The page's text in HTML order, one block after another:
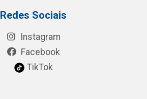
Redes Sociais
Instagram
Facebook
TikTok